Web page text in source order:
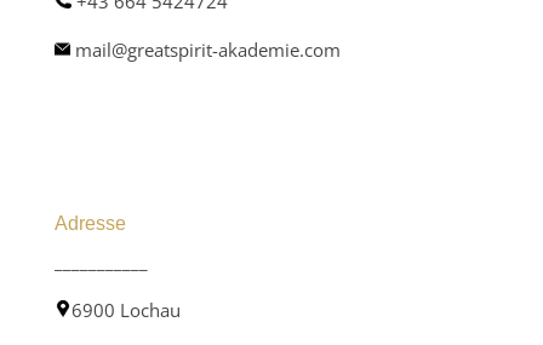
mail@greatspirit-akademie.com
Adresse
6900 Lochau